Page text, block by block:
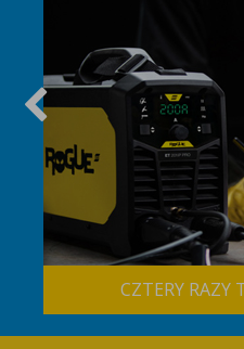
CZTERY RAZY